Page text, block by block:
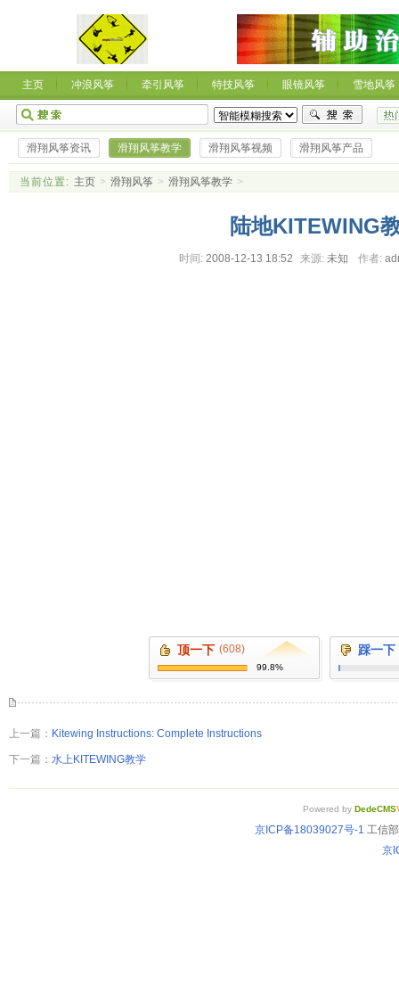
主页 冲浪风筝 牵引风筝 特技风筝 眼镜风筝 雪地风筝
滑翔风筝资讯 滑翔风筝教学 滑翔风筝视频 滑翔风筝产品
当前位置: 主页 > 滑翔风筝 > 滑翔风筝教学 >
陆地KITEWING
时间: 2008-12-13 18:52 来源: 未知 作者:
顶一下 (608)
99.8%
踩一下
上一篇： Kitewing Instructions: Complete Instructions
下一篇： 水上KITEWING教学
Powered by DedeCMS
京ICP备18039027号-1 工信
京